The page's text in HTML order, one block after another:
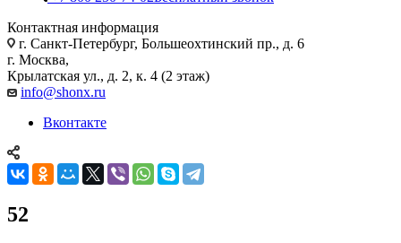
Контактная информация
г. Санкт-Петербург, Большеохтинский пр., д. 6
г. Москва,
Крылатская ул., д. 2, к. 4 (2 этаж)
info@shonx.ru
Вконтакте
52